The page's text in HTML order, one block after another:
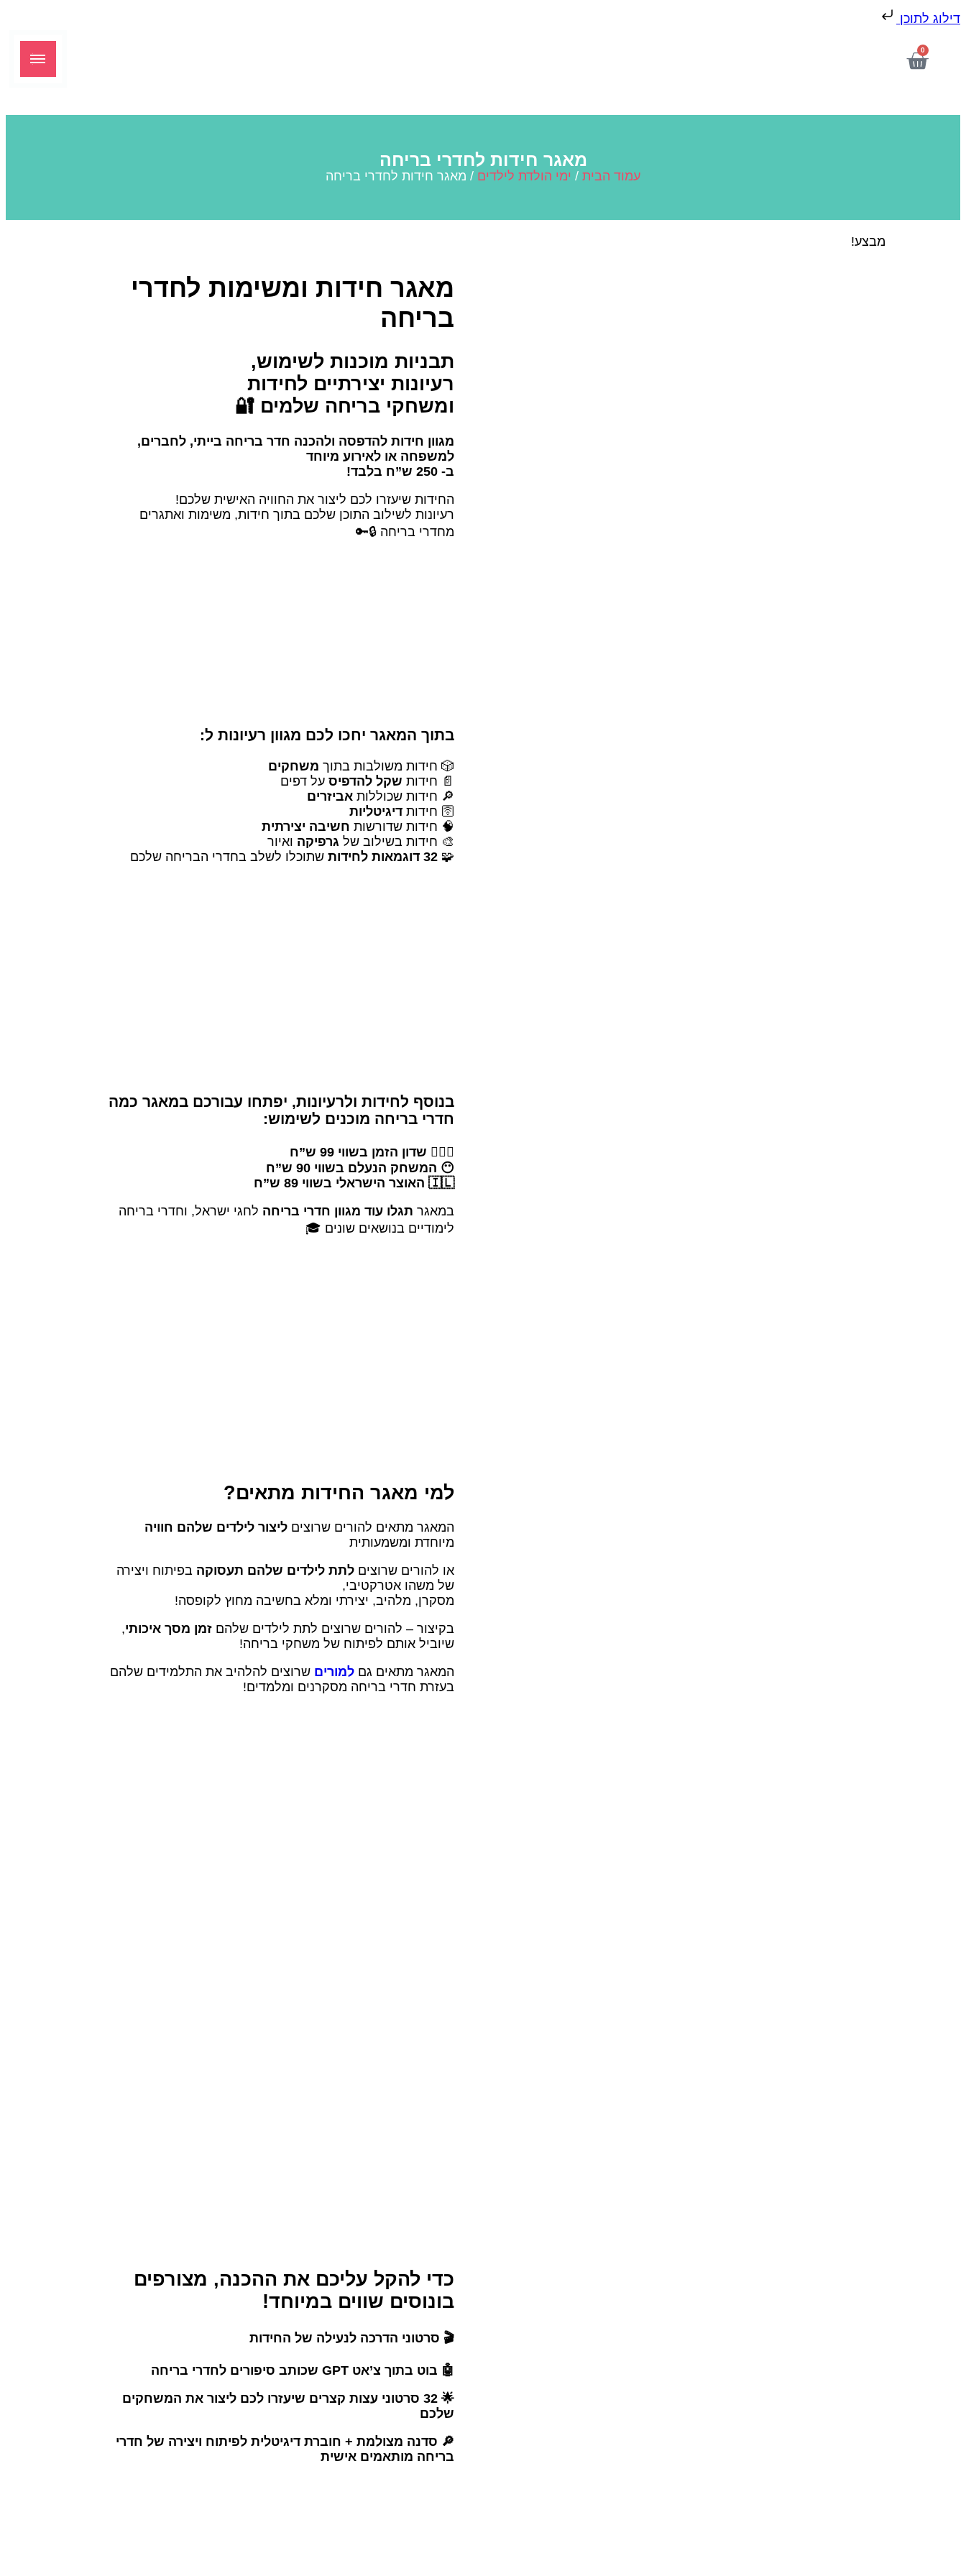
דילוג לתוכן
0
מאגר חידות לחדרי בריחה
עמוד הבית / ימי הולדת לילדים / מאגר חידות לחדרי בריחה
מבצע!
מאגר חידות ומשימות לחדרי
בריחה
תבניות מוכנות לשימוש,
רעיונות יצירתיים לחידות
ומשחקי בריחה שלמים 🔐
מגוון חידות להדפסה ולהכנה חדר בריחה בייתי, לחברים,
למשפחה או לאירוע מיוחד
ב- 250 ש”ח בלבד!
החידות שיעזרו לכם ליצור את החוויה האישית שלכם!
רעיונות לשילוב התוכן שלכם בתוך חידות, משימות ואתגרים
מחדרי בריחה 🔒🔑
בתוך המאגר יחכו לכם מגוון רעיונות ל:
🎲 חידות משולבות בתוך משחקים
📄 חידות שקל להדפיס על דפים
🔎 חידות שכוללות אביזרים
🛜 חידות
דיגיטליות
🧠 חידות שדורשות חשיבה יצירתית
🎨 חידות בשילוב של גרפיקה ואיור
🧩 32 דוגמאות לחידות שתוכלו לשלב בחדרי הבריחה שלכם
בנוסף לחידות ולרעיונות, יפתחו עבורכם במאגר כמה
חדרי בריחה מוכנים לשימוש:
🧙🏻‍♂️ שדון הזמן בשווי 99 ש”ח
😶 המשחק הנעלם בשווי 90 ש”ח
🇮🇱 האוצר הישראלי בשווי 89 ש”ח
במאגר תגלו עוד מגוון חדרי בריחה לחגי ישראל, וחדרי בריחה
לימודיים בנושאים שונים 🎓
למי מאגר החידות מתאים?
המאגר מתאים להורים שרוצים ליצור לילדים שלהם חוויה
מיוחדת ומשמעותית
או להורים שרוצים לתת לילדים שלהם תעסוקה בפיתוח ויצירה
של משהו אטרקטיבי,
מסקרן, מלהיב, יצירתי ומלא בחשיבה מחוץ לקופסה!
בקיצור – להורים שרוצים לתת לילדים שלהם זמן מסך איכותי,
שיוביל אותם לפיתוח של משחקי בריחה!
המאגר מתאים גם למורים שרוצים להלהיב את התלמידים שלהם
בעזרת חדרי בריחה מסקרנים ומלמדים!
כדי להקל עליכם את ההכנה, מצורפים
בונוסים שווים במיוחד!
🎬 סרטוני הדרכה לנעילה של החידות
🤖 בוט בתוך צ’אט GPT שכותב סיפורים לחדרי בריחה
🌟 32 סרטוני עצות קצרים שיעזרו לכם ליצור את המשחקים
שלכם
🔎 סדנה מצולמת + חוברת דיגיטלית לפיתוח ויצירה של חדרי
בריחה מותאמים אישית